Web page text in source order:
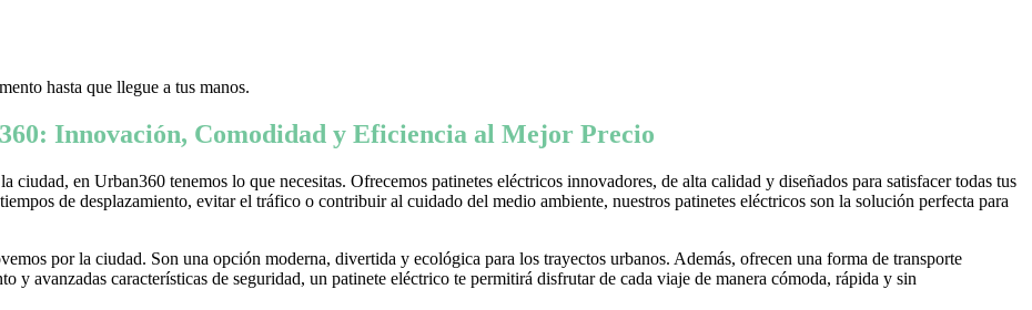
hasta que llegue a tus manos.
Innovación, Comodidad y Eficiencia al Mejor Precio
en Urban360 tenemos lo que necesitas. Ofrecemos patinetes eléctricos innovadores, de alta calidad y diseñados para satisfacer todas tus
de desplazamiento, evitar el tráfico o contribuir al cuidado del medio ambiente, nuestros patinetes eléctricos son la solución perfecta para
por la ciudad. Son una opción moderna, divertida y ecológica para los trayectos urbanos. Además, ofrecen una forma de transporte
y avanzadas características de seguridad, un patinete eléctrico te permitirá disfrutar de cada viaje de manera cómoda, rápida y sin